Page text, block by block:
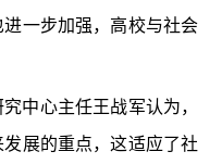
一步加强，高校与社会
中心主任王战军认为，
展的重点，这适应了社